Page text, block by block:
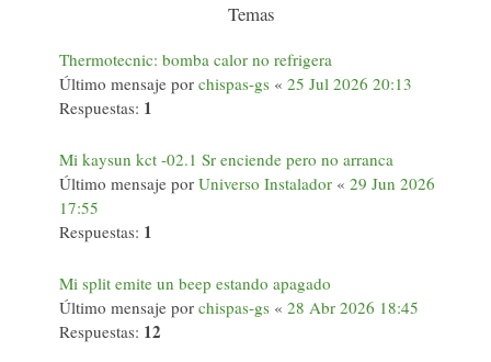
Temas
Thermotecnic: bomba calor no refrigera
Último mensaje por chispas-gs « 25 Jul 2026 20:13
Respuestas: 1
Mi kaysun kct -02.1 Sr enciende pero no arranca
Último mensaje por Universo Instalador « 29 Jun 2026
17:55
Respuestas: 1
Mi split emite un beep estando apagado
Último mensaje por chispas-gs « 28 Abr 2026 18:45
Respuestas: 12